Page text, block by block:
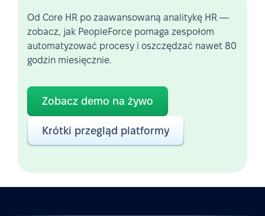
Od Core HR po zaawansowaną analitykę HR —
zobacz, jak PeopleForce pomaga zespołom
automatyzować procesy i oszczędzać nawet 80
godzin miesięcznie.
Zobacz demo na żywo
Krótki przegląd platformy